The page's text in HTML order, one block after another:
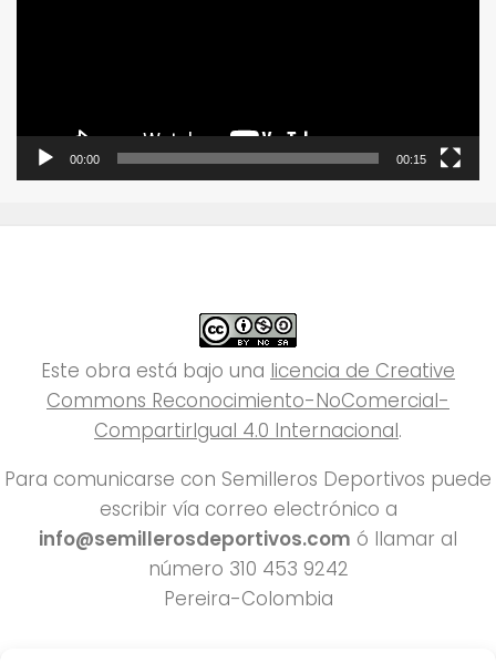
00:00 00:15
Este obra está bajo una licencia de Creative
Commons Reconocimiento-NoComercial-
CompartirIgual 4.0 Internacional.
Para comunicarse con Semilleros Deportivos puede
escribir vía correo electrónico a
info@semillerosdeportivos.com ó llamar al
número 310 453 9242
Pereira-Colombia